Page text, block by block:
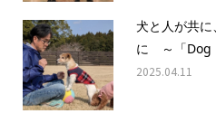
犬と人が共
に ～「
2025.04.11